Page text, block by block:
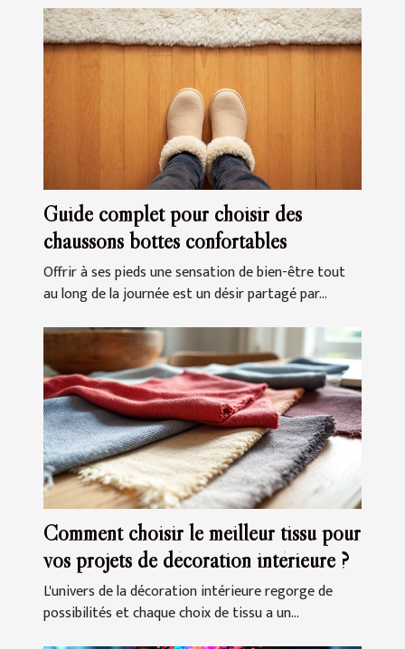
Guide complet pour choisir des
chaussons bottes confortables
Offrir à ses pieds une sensation de bien-être tout
au long de la journée est un désir partagé par...
Comment choisir le meilleur tissu pour
vos projets de décoration intérieure ?
L'univers de la décoration intérieure regorge de
possibilités et chaque choix de tissu a un...